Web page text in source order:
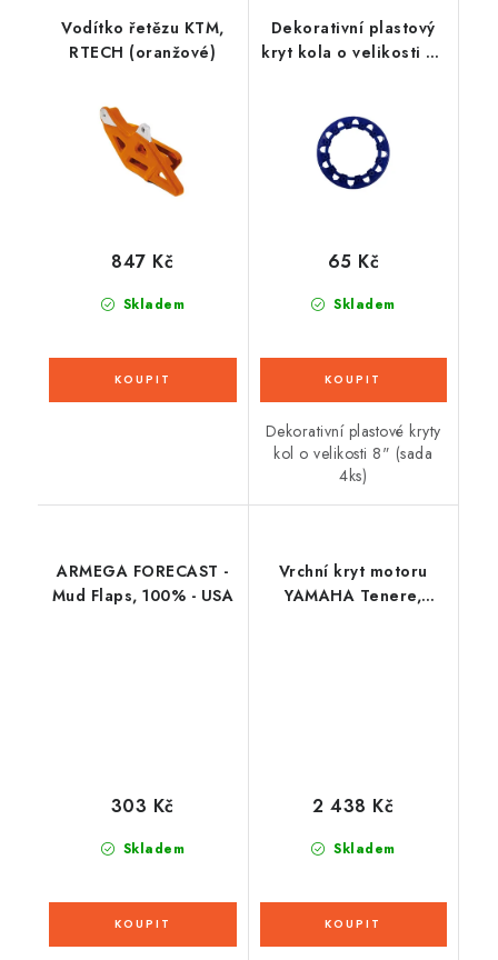
Vodítko řetězu KTM,
RTECH (oranžové)
Skladem
847 Kč
Dekorativní plastový
kryt kola o velikosti 8"
Skladem
65 Kč
Dekorativní plastové kryty
kol o velikosti 8" (sada
4ks)
ARMEGA FORECAST -
Mud Flaps, 100% - USA
Skladem
303 Kč
Vrchní kryt motoru
YAMAHA Tenere,
Skladem
2 438 Kč